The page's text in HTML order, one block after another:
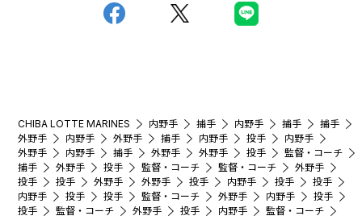
CHIBA LOTTE MARINES 内野手 捕手 内野手 捕手
捕手
外野手
内野手 外野手 捕手 内野手 投手
内野手
外野手
内野手 捕手 外野手 外野手 投手
監督・コーチ
捕手
外野手 投手 監督・コーチ 監督・コーチ
外野手
投手
投手 外野手 外野手 投手 内野手 投手
投手
内野手
投手 投手 監督・コーチ 外野手 内野手
投手
投手
監督・コーチ 外野手 投手 内野手
監督・コーチ